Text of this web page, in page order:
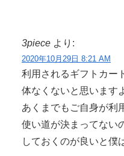
3piece より:
2020年10月29日 8:21 AM
利用されるギフトカー
体なくないと思います
あくまでもご自身が利
使い道が決まってない
しておくのが良いと僕